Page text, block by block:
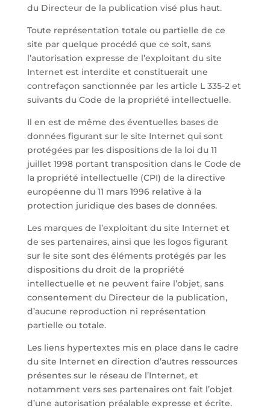
du Directeur de la publication visé plus haut.
Toute représentation totale ou partielle de ce
site par quelque procédé que ce soit, sans
l’autorisation expresse de l’exploitant du site
Internet est interdite et constituerait une
contrefaçon sanctionnée par les article L 335-2 et
suivants du Code de la propriété intellectuelle.
Il en est de même des éventuelles bases de
données figurant sur le site Internet qui sont
protégées par les dispositions de la loi du 11
juillet 1998 portant transposition dans le Code de
la propriété intellectuelle (CPI) de la directive
européenne du 11 mars 1996 relative à la
protection juridique des bases de données.
Les marques de l’exploitant du site Internet et
de ses partenaires, ainsi que les logos figurant
sur le site sont des éléments protégés par les
dispositions du droit de la propriété
intellectuelle et ne peuvent faire l’objet, sans
consentement du Directeur de la publication,
d’aucune reproduction ni représentation
partielle ou totale.
Les liens hypertextes mis en place dans le cadre
du site Internet en direction d’autres ressources
présentes sur le réseau de l’Internet, et
notamment vers ses partenaires ont fait l’objet
d’une autorisation préalable expresse et écrite.